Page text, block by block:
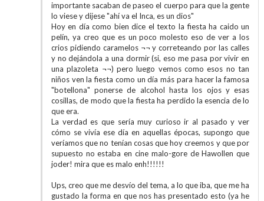
importante sacaban de paseo el cuerpo para que la gente
lo viese y dijese "ahí va el Inca, es un dios"
Hoy en día como bien dice el texto la fiesta ha caido un
pelín, ya creo que es un poco molesto eso de ver a los
crios pidiendo caramelos ¬¬ y correteando por las calles
y no dejándola a una dormir (si, eso me pasa por vivir en
una plazoleta ¬¬) pero luego vemos como esos no tan
niños ven la fiesta como un día más para hacer la famosa
"botellona" ponerse de alcohol hasta los ojos y esas
cosillas, de modo que la fiesta ha perdido la esencia de lo
que era.
La verdad es que sería muy curioso ir al pasado y ver
cómo se vivía ese día en aquellas épocas, supongo que
veríamos que no tenían cosas que hoy creemos y que por
supuesto no estaba en cine malo-gore de Hawollen que
joder! mira que es malo enh!!!!!!
Ups, creo que me desvío del tema, a lo que iba, que me ha
gustado la forma en que nos has presentado esto (ya he